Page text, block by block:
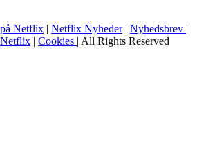
Netflix | Netflix Nyheder| Nyhedsbrev |
Netflix | Cookies | All Rights Reserved